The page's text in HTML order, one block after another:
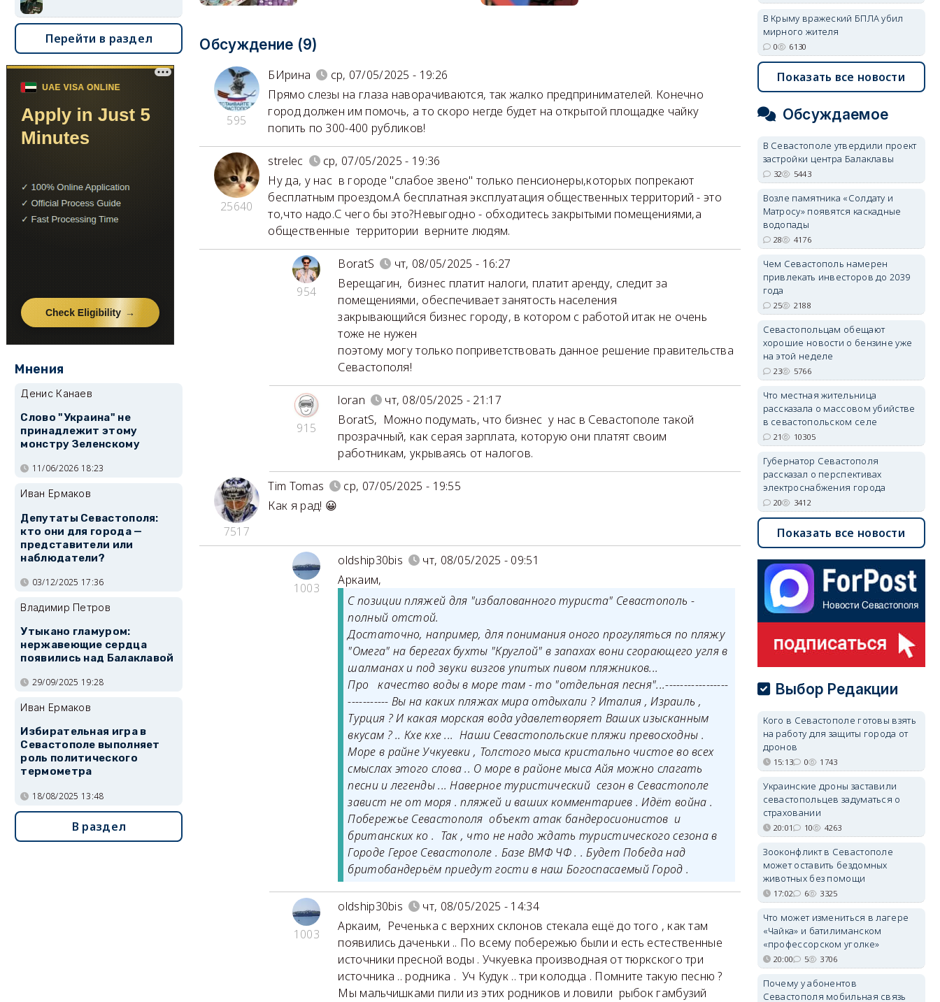
Обсуждение (9)
595
БИрина
ср, 07/05/2025 - 19:26
Прямо слезы на глаза наворачиваются, так жалко предпринимателей. Конечно
город должен им помочь, а то скоро негде будет на открытой площадке чайку
попить по 300-400 рубликов!
25640
strelec
ср, 07/05/2025 - 19:36
Ну да, у нас в городе "слабое звено" только пенсионеры,которых попрекают
бесплатным проездом.А бесплатная эксплуатация общественных территорий - это
то,что надо.С чего бы это?Невыгодно - обходитесь закрытыми помещениями,а
общественные территории верните людям.
954
BoratS
чт, 08/05/2025 - 16:27
Верещагин, бизнес платит налоги, платит аренду, следит за
помещениями, обеспечивает занятость населения
закрывающийся бизнес городу, в котором с работой итак не очень
тоже не нужен
поэтому могу только поприветствовать данное решение правительства
Севастополя!
915
loran
чт, 08/05/2025 - 21:17
BoratS, Можно подумать, что бизнес у нас в Севастополе такой
прозрачный, как серая зарплата, которую они платят своим
работникам, укрываясь от налогов.
7517
Tim Tomas
ср, 07/05/2025 - 19:55
Как я рад! 😀
1003
oldship30bis
чт, 08/05/2025 - 09:51
Аркаим,
С позиции пляжей для "избалованного туриста" Севастополь -
полный отстой.
Достаточно, например, для понимания оного прогуляться по пляжу
"Омега" на берегах бухты "Круглой" в запахах вони сгорающего угля в
шалманах и под звуки визгов упитых пивом пляжников...
Про качество воды в море там - то "отдельная песня"...-----------------
----------- Вы на каких пляжах мира отдыхали ? Италия , Израиль ,
Турция ? И какая морская вода удавлетворяет Ваших изысканным
вкусам ? .. Кхе кхе ... Наши Севастопольские пляжи превосходны .
Море в райне Учкуевки , Толстого мыса кристально чистое во всех
смыслах этого слова .. О море в районе мыса Айя можно слагать
песни и легенды ... Наверное туристический сезон в Севастополе
завист не от моря . пляжей и ваших комментариев . Идёт война .
Побережье Севастополя объект атак бандеросионистов и
британских ко . Так , что не надо ждать туристического сезона в
Городе Герое Севастополе . Базе ВМФ ЧФ . . Будет Победа над
бритобандерьём приедут гости в наш Богоспасаемый Город .
1003
oldship30bis
чт, 08/05/2025 - 14:34
Аркаим, Реченька с верхних склонов стекала ещё до того , как там
появились даченьки .. По всему побережью были и есть естественные
источники пресной воды . Учкуевка производная от тюркского три
источника .. родника . Уч Кудук .. три колодца . Помните такую песню ?
Мы мальчишками пили из этих родников и ловили рыбок гамбузий
Перейти в раздел
Мнения
Денис Канаев
Слово "Украина" не
принадлежит этому
монстру Зеленскому
11/06/2026 18:23
Иван Ермаков
Депутаты Севастополя:
кто они для города —
представители или
наблюдатели?
03/12/2025 17:36
Владимир Петров
Утыкано гламуром:
нержавеющие сердца
появились над Балаклавой
29/09/2025 19:28
Иван Ермаков
Избирательная игра в
Севастополе выполняет
роль политического
термометра
18/08/2025 13:48
В раздел
В Крыму вражеский БПЛА убил
мирного жителя
0 6130
Показать все новости
Обсуждаемое
В Севастополе утвердили проект
застройки центра Балаклавы
32 5443
Возле памятника «Солдату и
Матросу» появятся каскадные
водопады
28 4176
Чем Севастополь намерен
привлекать инвесторов до 2039
года
25 2188
Севастопольцам обещают
хорошие новости о бензине уже
на этой неделе
23 5766
Что местная жительница
рассказала о массовом убийстве
в севастопольском селе
21 10305
Губернатор Севастополя
рассказал о перспективах
электроснабжения города
20 3412
Показать все новости
Выбор Редакции
Кого в Севастополе готовы взять
на работу для защиты города от
дронов
15:13 0 1743
Украинские дроны заставили
севастопольцев задуматься о
страховании
20:01 10 4263
Зооконфликт в Севастополе
может оставить бездомных
животных без помощи
17:02 6 3325
Что может измениться в лагере
«Чайка» и батилиманском
«профессорском уголке»
20:00 5 3706
Почему у абонентов
Севастополя мобильная связь